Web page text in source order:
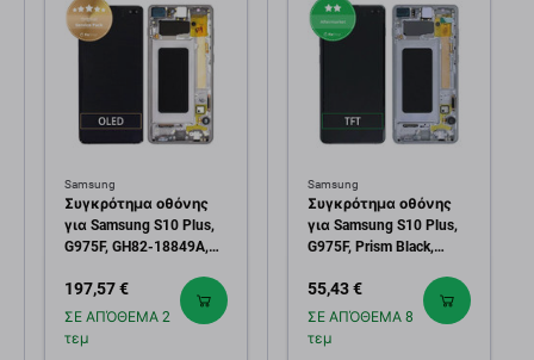
Samsung
Συγκρότημα οθόνης
για Samsung S10 Plus,
G975F, GH82-18849A,
18834A, Prism Black,
Service Pack
197,57 €
ΣΕ ΑΠΌΘΕΜΑ 2
τεμ
Samsung
Συγκρότημα οθόνης
για Samsung S10 Plus,
G975F, Prism Black,
55,43 €
ΣΕ ΑΠΌΘΕΜΑ 8
τεμ